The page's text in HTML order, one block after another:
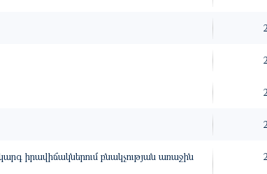
իրավիճակներում բնակչության առաջին